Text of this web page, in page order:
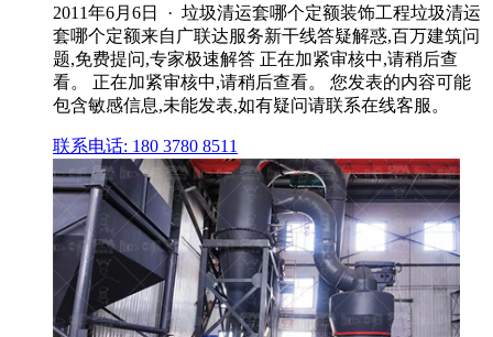
2011年6月6日 · 垃圾清运套哪个定额装饰工程垃圾清运
套哪个定额来自广联达服务新干线答疑解惑,百万建筑问
题,免费提问,专家极速解答 正在加紧审核中,请稍后查
看。 正在加紧审核中,请稍后查看。 您发表的内容可能
包含敏感信息,未能发表,如有疑问请联系在线客服。
联系电话: 180 3780 8511